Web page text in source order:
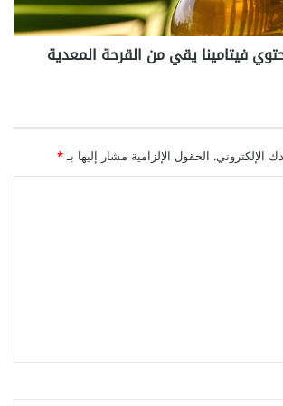
فيتامينا يقي من القرحة المعدية
الإلكتروني. الحقول الإلزامية مشار إليها بـ*